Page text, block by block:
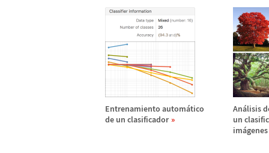
Entrenamiento automático
de un clasificador
Análisis
un
imágenes